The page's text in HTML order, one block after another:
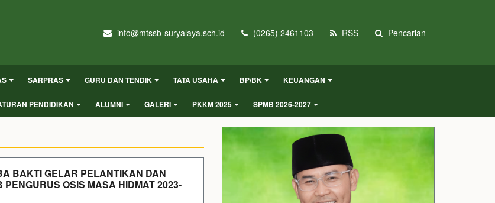
info@mtssb-suryalaya.sch.id (0265) 2461103 RSS Pencarian
SARPRAS GURU DAN TENDIK TATA USAHA BP/BK KEUANGAN
PENDIDIKAN ALUMNI GALERI PKKM 2025 SPMB 2026-2027
BAKTI GELAR PELANTIKAN DAN
PENGURUS OSIS MASA HIDMAT 2023-